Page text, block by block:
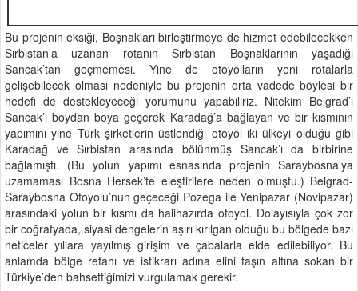
Bu projenin eksiği, Boşnakları birleştirmeye de hizmet edebilecekken
Sırbistan’a uzanan rotanın Sırbistan Boşnaklarının yaşadığı
Sancak’tan geçmemesi. Yine de otoyolların yeni rotalarla
gelişebilecek olması nedeniyle bu projenin orta vadede böylesi bir
hedefi de destekleyeceği yorumunu yapabiliriz. Nitekim Belgrad’ı
Sancak’ı boydan boya geçerek Karadağ’a bağlayan ve bir kısmının
yapımını yine Türk şirketlerin üstlendiği otoyol iki ülkeyi olduğu gibi
Karadağ ve Sırbistan arasında bölünmüş Sancak’ı da birbirine
bağlamıştı. (Bu yolun yapımı esnasında projenin Saraybosna’ya
uzamaması Bosna Hersek’te eleştirilere neden olmuştu.) Belgrad-
Saraybosna Otoyolu’nun geçeceği Pozega ile Yenipazar (Novipazar)
arasındaki yolun bir kısmı da halihazırda otoyol. Dolayısıyla çok zor
bir coğrafyada, siyasi dengelerin aşırı kırılgan olduğu bu bölgede bazı
neticeler yıllara yayılmış girişim ve çabalarla elde edilebiliyor. Bu
anlamda bölge refahı ve istikrarı adına elini taşın altına sokan bir
Türkiye’den bahsettiğimizi vurgulamak gerekir.